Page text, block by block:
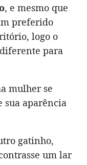
, e mesmo que
preferido
logo o
para
mulher se
sua aparência
gatinho,
um lar